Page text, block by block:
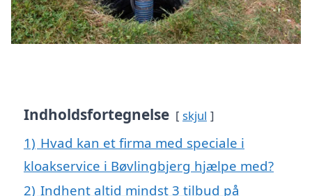
Indholdsfortegnelse skjul
1) Hvad kan et firma med speciale i
kloakservice i Bøvlingbjerg hjælpe med?
2) Indhent altid mindst 3 tilbud på